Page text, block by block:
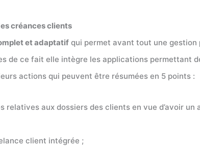
créances clients
et adaptatif qui permet avant tout une gestion
de ce fait elle intègre les applications permettant
actions qui peuvent être résumées en 5 points :
relatives aux dossiers des clients en vue d’avoir
client intégrée ;